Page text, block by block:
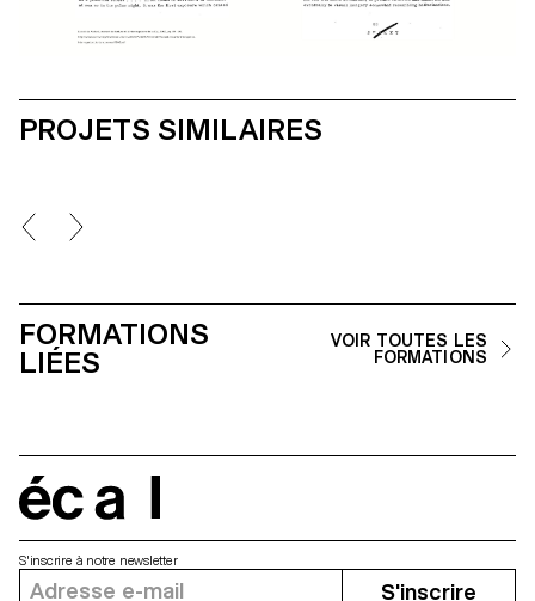
PROJETS SIMILAIRES
FORMATIONS
LIÉES
VOIR TOUTES LES
FORMATIONS
S'inscrire à notre newsletter
S'inscrire